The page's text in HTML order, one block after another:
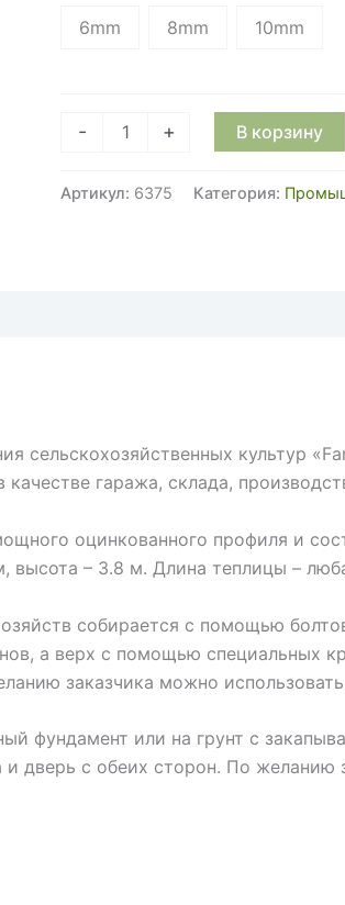
6mm 8mm 10mm
-
Количество
Промышленная
+ В корзину
Артикул: 6375 Категория:
культур
гаража, склада,
оцинкованного профиля и
– 3.8 м. Длина теплицы –
собирается с помощью
а верх с помощью специальных
заказчика можно
фундамент или на грунт с
дверь с обеих сторон. По желанию